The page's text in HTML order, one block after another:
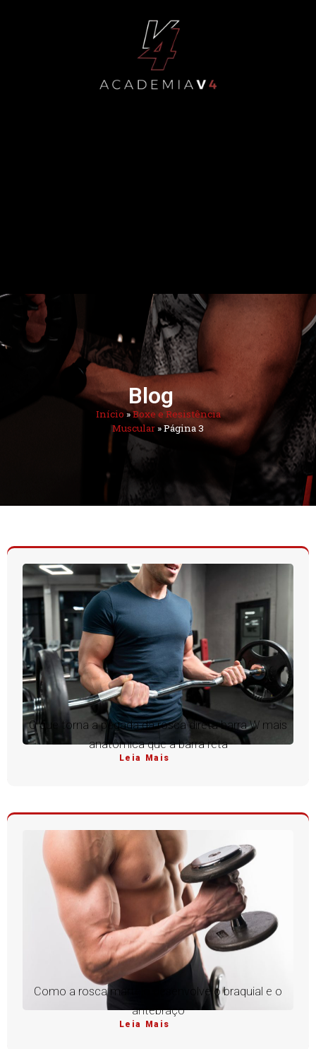
Blog
Início»Boxe e Resistência
Muscular»Página 3
O que torna a pegada da rosca direta barra W mais
anatômica que a barra reta
Leia Mais
Como a rosca martelo desenvolve o braquial e o
antebraço
Leia Mais